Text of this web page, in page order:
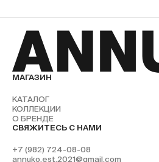
МАГАЗИН
КАТАЛОГ
КОЛЛЕКЦИИ
О БРЕНДЕ
СВЯЖИТЕСЬ С НАМИ
+7 (982) 724-08-08
annuko.est.2021@gmail.com